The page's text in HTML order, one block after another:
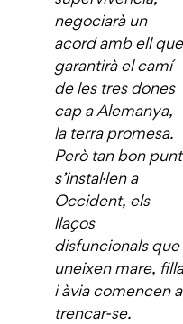
negociarà un
acord amb ell que
garantirà el camí
de les tres dones
cap a Alemanya,
la terra promesa.
Però tan bon punt
s’instal·len a
Occident, els
llaços
disfuncionals que
uneixen mare, filla
i àvia comencen a
trencar-se.